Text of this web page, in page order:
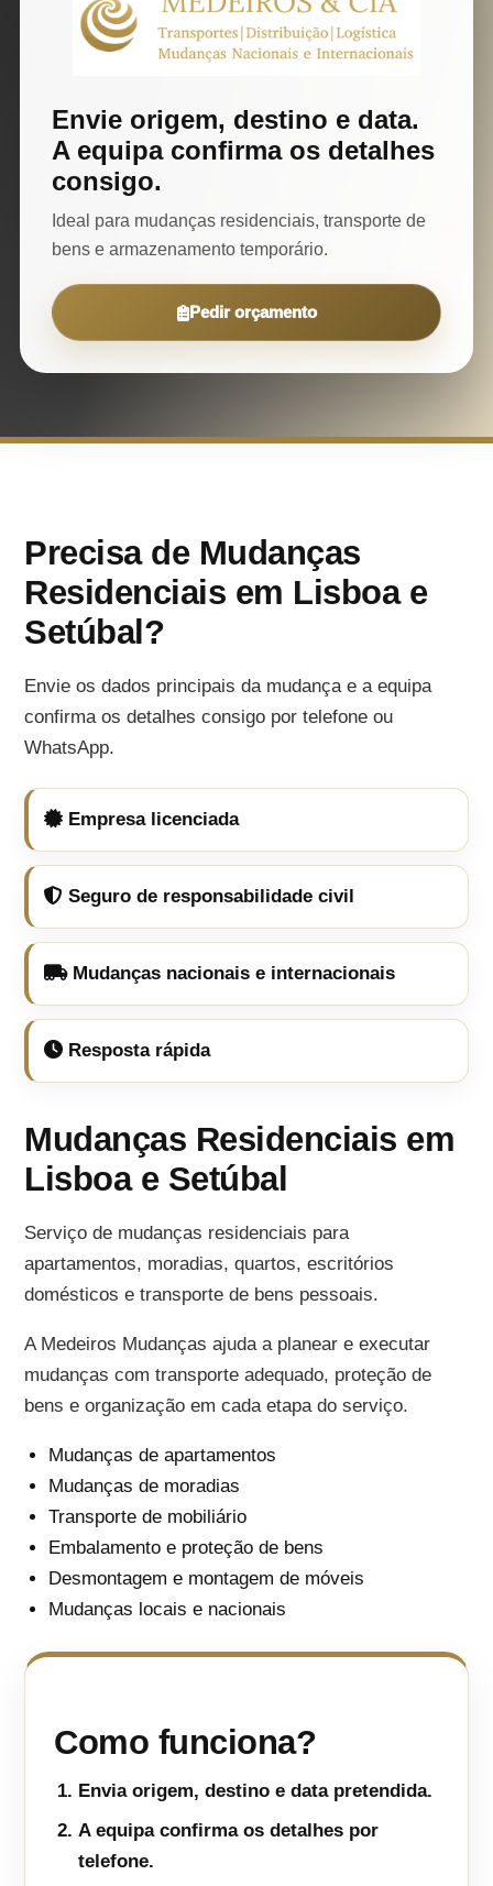
Envie origem, destino e data.
A equipa confirma os detalhes
consigo.
Ideal para mudanças residenciais, transporte de
bens e armazenamento temporário.
Pedir orçamento
Precisa de Mudanças
Residenciais em Lisboa e
Setúbal?
Envie os dados principais da mudança e a equipa
confirma os detalhes consigo por telefone ou
WhatsApp.
Empresa licenciada
Seguro de responsabilidade civil
Mudanças nacionais e internacionais
Resposta rápida
Mudanças Residenciais em
Lisboa e Setúbal
Serviço de mudanças residenciais para
apartamentos, moradias, quartos, escritórios
domésticos e transporte de bens pessoais.
A Medeiros Mudanças ajuda a planear e executar
mudanças com transporte adequado, proteção de
bens e organização em cada etapa do serviço.
Mudanças de apartamentos
Mudanças de moradias
Transporte de mobiliário
Embalamento e proteção de bens
Desmontagem e montagem de móveis
Mudanças locais e nacionais
Como funciona?
Envia origem, destino e data pretendida.
A equipa confirma os detalhes por
telefone.